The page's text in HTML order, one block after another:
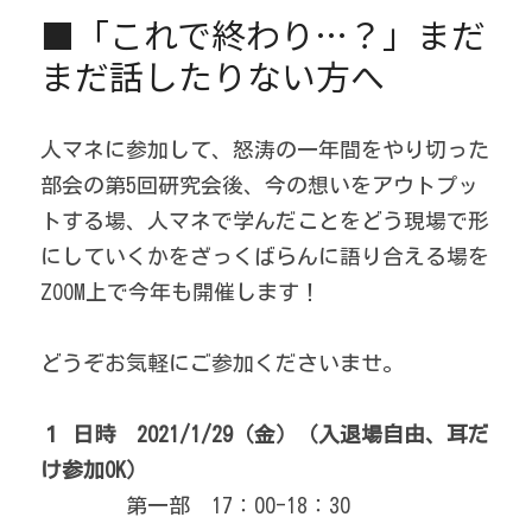
■「これで終わり…？」まだ
まだ話したりない方へ
人マネに参加して、怒涛の一年間をやり切った
部会の第5回研究会後、今の想いをアウトプッ
トする場、人マネで学んだことをどう現場で形
にしていくかをざっくばらんに語り合える場を
ZOOM上で今年も開催します！
どうぞお気軽にご参加くださいませ。
１ 日時　2021/1/29（金）（入退場自由、耳だ
け参加OK）
第一部　17：00-18：30